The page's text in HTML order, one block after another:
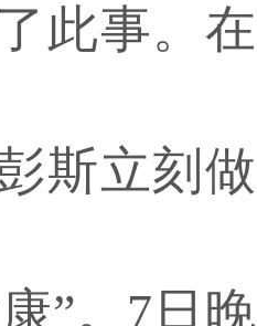
此事。在
斯立刻做
”。7日晚